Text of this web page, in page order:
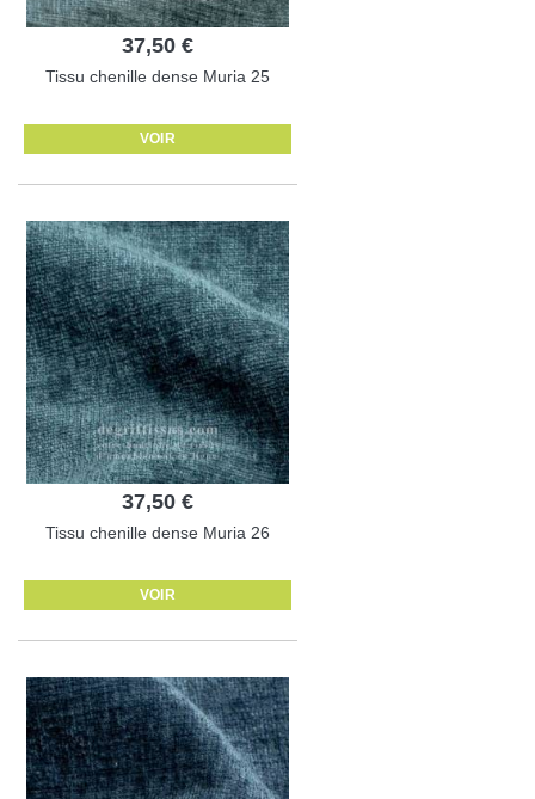
37,50 €
Tissu chenille dense Muria 25
VOIR
37,50 €
Tissu chenille dense Muria 26
VOIR